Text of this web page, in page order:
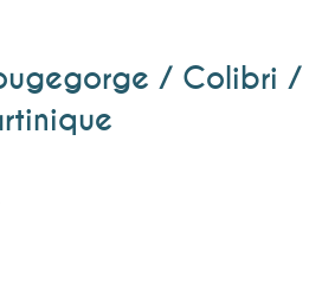
/ Colibri /
favoris